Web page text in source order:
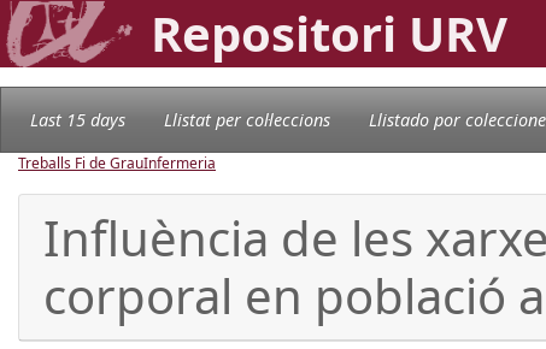
Repositori URV
Last 15 days Llistat per col·leccions Llistado por
Treballs Fi de GrauInfermeria
Influència de les
corporal en població